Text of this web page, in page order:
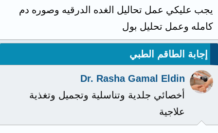
يجب عليكي عمل تحاليل الغده الدرقيه وصوره دم
كامله وعمل تحليل بول
إجابة الطاقم الطبي
Dr. Rasha Gamal Eldin
أخصائي جلدية وتناسلية وتجميل وتغذية
علاجية